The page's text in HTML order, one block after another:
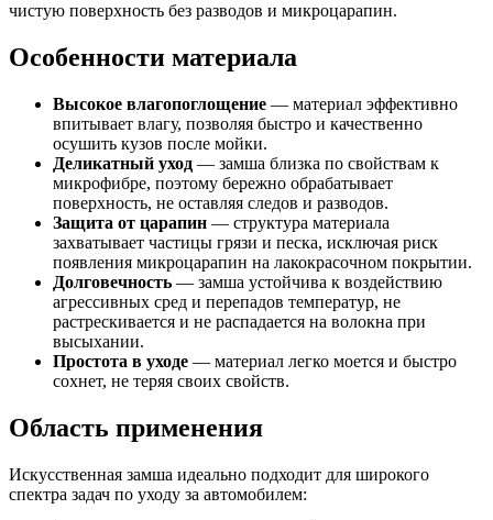
чистую поверхность без разводов и микроцарапин.
Особенности материала
Высокое влагопоглощение — материал эффективно
впитывает влагу, позволяя быстро и качественно
осушить кузов после мойки.
Деликатный уход — замша близка по свойствам к
микрофибре, поэтому бережно обрабатывает
поверхность, не оставляя следов и разводов.
Защита от царапин — структура материала
захватывает частицы грязи и песка, исключая риск
появления микроцарапин на лакокрасочном покрытии.
Долговечность — замша устойчива к воздействию
агрессивных сред и перепадов температур, не
растрескивается и не распадается на волокна при
высыхании.
Простота в уходе — материал легко моется и быстро
сохнет, не теряя своих свойств.
Область применения
Искусственная замша идеально подходит для широкого
спектра задач по уходу за автомобилем: